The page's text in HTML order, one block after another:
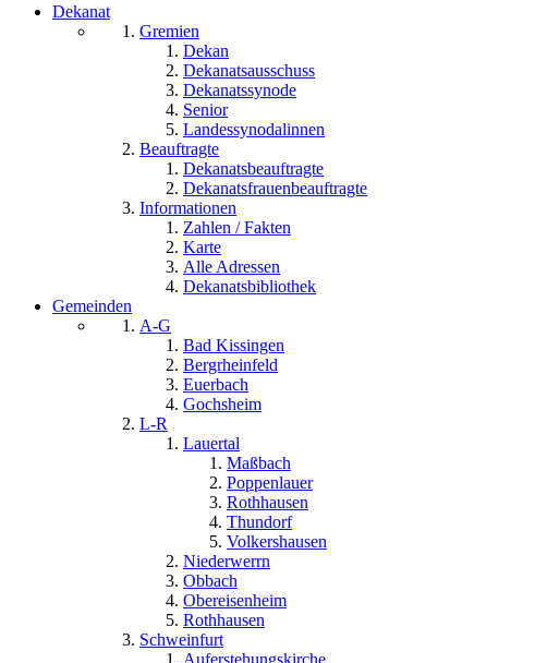
Dekanat
Gremien
Dekan
Dekanatsausschuss
Dekanatssynode
Senior
Landessynodalinnen
Beauftragte
Dekanatsbeauftragte
Dekanatsfrauenbeauftragte
Informationen
Zahlen / Fakten
Karte
Alle Adressen
Dekanatsbibliothek
Gemeinden
A-G
Bad Kissingen
Bergrheinfeld
Euerbach
Gochsheim
L-R
Lauertal
Maßbach
Poppenlauer
Rothhausen
Thundorf
Volkershausen
Niederwerrn
Obbach
Obereisenheim
Rothhausen
Schweinfurt
Auferstehungskirche